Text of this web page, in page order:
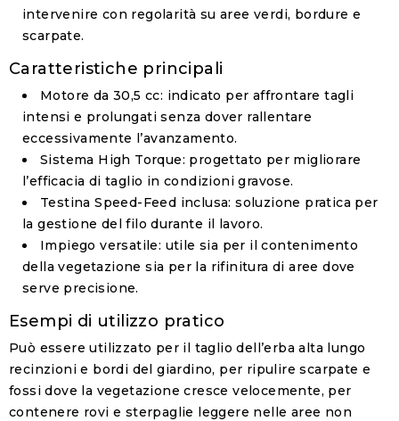
intervenire con regolarità su aree verdi, bordure e
scarpate.
Caratteristiche principali
Motore da 30,5 cc: indicato per affrontare tagli
intensi e prolungati senza dover rallentare
eccessivamente l’avanzamento.
Sistema High Torque: progettato per migliorare
l’efficacia di taglio in condizioni gravose.
Testina Speed-Feed inclusa: soluzione pratica per
la gestione del filo durante il lavoro.
Impiego versatile: utile sia per il contenimento
della vegetazione sia per la rifinitura di aree dove
serve precisione.
Esempi di utilizzo pratico
Può essere utilizzato per il taglio dell’erba alta lungo
recinzioni e bordi del giardino, per ripulire scarpate e
fossi dove la vegetazione cresce velocemente, per
contenere rovi e sterpaglie leggere nelle aree non